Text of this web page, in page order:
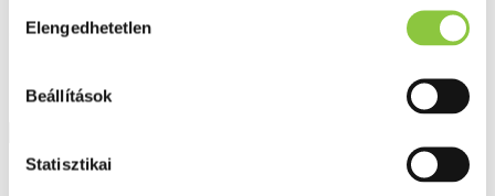
kiválasztása
Elengedhetetlen
Beállítások
Statisztikai
7 990 Ft